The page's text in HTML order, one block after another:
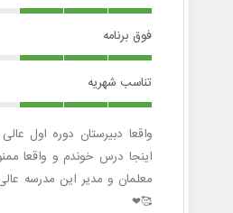
فوق برنامه
تناسب شهریه
واقعا دبیرستان دوره اول
اینجا درس خوندم و واقعا
معلمان و مدیر این مدرسه
🥰❤